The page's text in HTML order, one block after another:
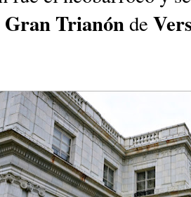
Gran Trianónde